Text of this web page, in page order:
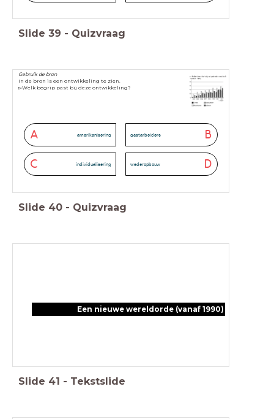
Slide 39 - Quizvraag
Gebruik de bron
In de bron is een ontwikkeling te zien.
▻Welk begrip past bij deze ontwikkeling?
A amerikanisering B
gastarbeiders
C individualisering D
wederopbouw
Slide 40 - Quizvraag
Een nieuwe wereldorde (vanaf 1990)
Slide 41 - Tekstslide